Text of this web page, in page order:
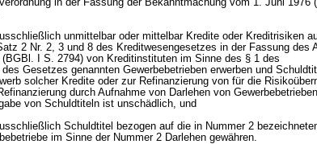
in der Fassung der Bekanntmachung vom 1. Juni 1976
unmittelbar oder mittelbar Kredite oder Kreditrisiken
2 Nr. 2, 3 und 8 des Kreditwesengesetzes in der Fassung des
I S. 2794) von Kreditinstituten im Sinne des § 1 des
Gesetzes genannten Gewerbebetrieben erwerben und
solcher Kredite oder zur Refinanzierung von für die
durch Aufnahme von Darlehen von
von Schuldtiteln ist unschädlich, und
Schuldtitel bezogen auf die in Nummer 2
im Sinne der Nummer 2 Darlehen gewähren.